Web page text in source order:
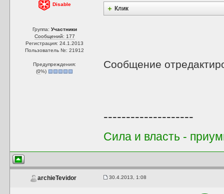
Disable
Группа: Участники
Сообщений: 177
Регистрация: 24.1.2013
Пользователь №: 21912
Предупреждения:
(0%)
Клик
Сообщение
--------------------
Сила и власть -
archieTevidor 30.4.2013, 1:08